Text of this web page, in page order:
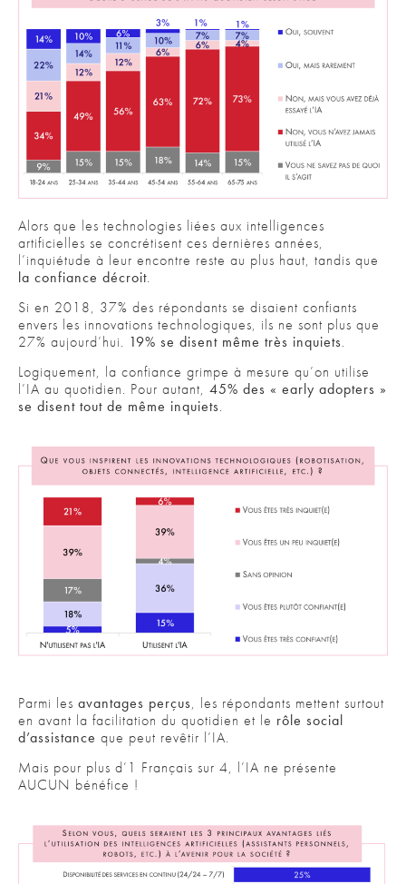
Alors que les technologies liées aux intelligences
artificielles se concrétisent ces dernières années,
l’inquiétude à leur encontre reste au plus haut, tandis que
la confiance décroit.
Si en 2018, 37% des répondants se disaient confiants
envers les innovations technologiques, ils ne sont plus que
27% aujourd’hui. 19% se disent même très inquiets.
Logiquement, la confiance grimpe à mesure qu’on utilise
l’IA au quotidien. Pour autant, 45% des « early adopters »
se disent tout de même inquiets.
Parmi les avantages perçus, les répondants mettent surtout
en avant la facilitation du quotidien et le rôle social
d’assistance que peut revêtir l’IA.
Mais pour plus d’1 Français sur 4, l’IA ne présente
AUCUN bénéfice !